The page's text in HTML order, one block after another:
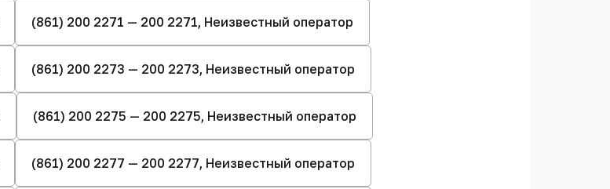
(861) 200 2271 — 200 2271, Неизвестный оператор
(861) 200 2273 — 200 2273, Неизвестный оператор
(861) 200 2275 — 200 2275, Неизвестный оператор
(861) 200 2277 — 200 2277, Неизвестный оператор